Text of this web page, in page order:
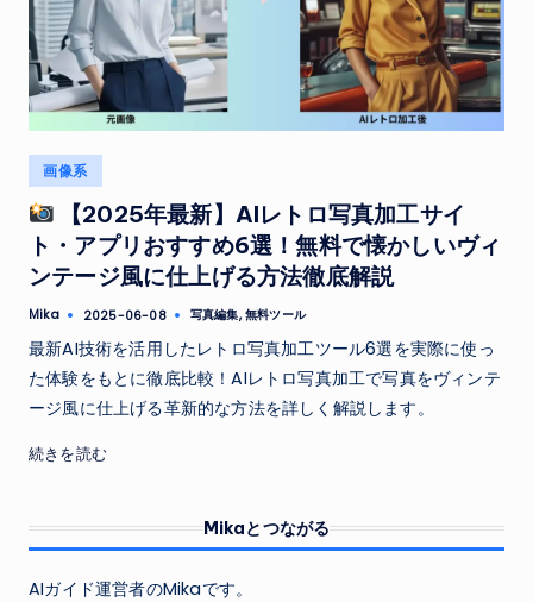
Posted
in
画像系
【2025年最新】AIレトロ写真加工サイ
ト・アプリおすすめ6選！無料で懐かしいヴィ
ンテージ風に仕上げる方法徹底解説
Posted
Mika 2025-06-08
Tags: 写真編集,無料ツール
最新AI技術を活用したレトロ写真加工ツール6選を実際に使っ
た体験をもとに徹底比較！AIレトロ写真加工で写真をヴィンテ
ージ風に仕上げる革新的な方法を詳しく解説します。
続きを読む
Mikaとつながる
AIガイド運営者のMikaです。